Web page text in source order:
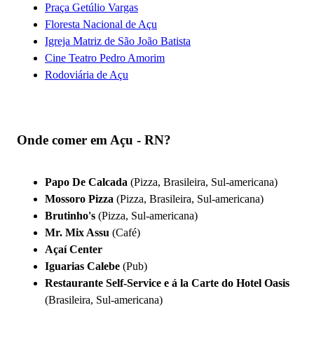
Praça Getúlio Vargas
Floresta Nacional de Açu
Igreja Matriz de São João Batista
Cine Teatro Pedro Amorim
Rodoviária de Açu
Onde comer em Açu - RN?
Papo De Calcada (Pizza, Brasileira, Sul-americana)
Mossoro Pizza (Pizza, Brasileira, Sul-americana)
Brutinho's (Pizza, Sul-americana)
Mr. Mix Assu (Café)
Açaí Center
Iguarias Calebe (Pub)
Restaurante Self-Service e á la Carte do Hotel Oasis
(Brasileira, Sul-americana)